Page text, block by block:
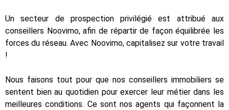
Un secteur de prospection privilégié est attribué aux
conseillers Noovimo, afin de répartir de façon équilibrée les
forces du réseau. Avec Noovimo, capitalisez sur votre travail
!
Nous faisons tout pour que nos conseillers immobiliers se
sentent bien au quotidien pour exercer leur métier dans les
meilleures conditions. Ce sont nos agents qui façonnent la